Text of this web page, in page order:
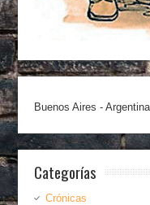
Buenos Aires - Argentina
Categorías
Crónicas